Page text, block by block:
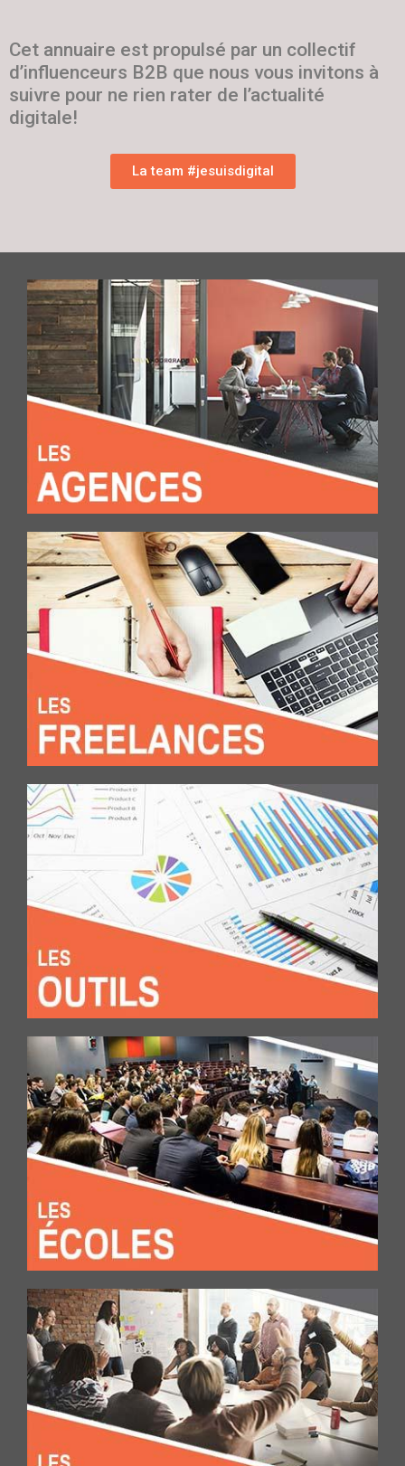
Cet annuaire est propulsé par un collectif
d’influenceurs B2B que nous vous invitons à
suivre pour ne rien rater de l’actualité
digitale!
La team #jesuisdigital